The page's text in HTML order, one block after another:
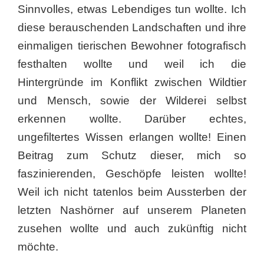
Sinnvolles, etwas Lebendiges tun wollte. Ich
diese berauschenden Landschaften und ihre
einmaligen tierischen Bewohner fotografisch
festhalten wollte und weil ich die
Hintergründe im Konflikt zwischen Wildtier
und Mensch, sowie der Wilderei selbst
erkennen wollte. Darüber echtes,
ungefiltertes Wissen erlangen wollte! Einen
Beitrag zum Schutz dieser, mich so
faszinierenden, Geschöpfe leisten wollte!
Weil ich nicht tatenlos beim Aussterben der
letzten Nashörner auf unserem Planeten
zusehen wollte und auch zukünftig nicht
möchte.